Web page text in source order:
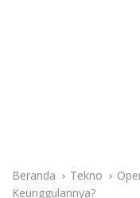
Beranda Tekno
Keunggulannya?